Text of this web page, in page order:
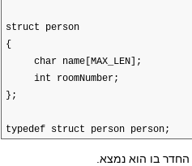
struct person
{
char name[MAX_LEN];
int roomNumber;
};
typedef struct person person;
בו הוא נמצא.